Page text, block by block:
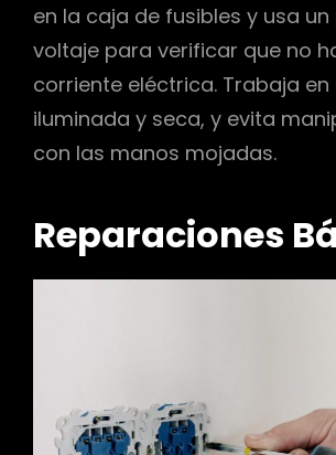
en la caja de fusibles y usa
voltaje para verificar que no
corriente eléctrica. Trabaja en
iluminada y seca, y evita
con las manos mojadas.
Reparaciones